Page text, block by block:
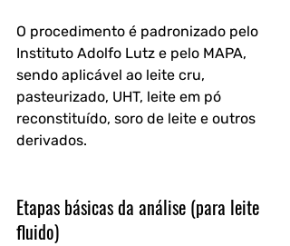
O procedimento é padronizado pelo
Instituto Adolfo Lutz e pelo MAPA,
sendo aplicável ao leite cru,
pasteurizado, UHT, leite em pó
reconstituído, soro de leite e outros
derivados.
Etapas básicas da análise (para leite
fluido)